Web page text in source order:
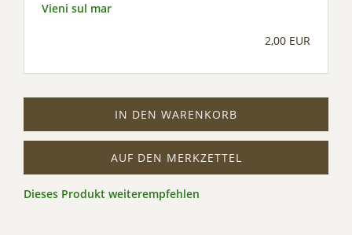
Vieni sul mar
2,00 EUR
IN DEN WARENKORB
AUF DEN MERKZETTEL
Dieses Produkt weiterempfehlen